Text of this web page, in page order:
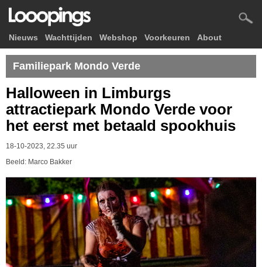
Nieuws Wachttijden Webshop Voorkeuren About
Familiepark Mondo Verde
Halloween in Limburgs
attractiepark Mondo Verde voor
het eerst met betaald spookhuis
18-10-2023, 22.35 uur
Beeld: Marco Bakker